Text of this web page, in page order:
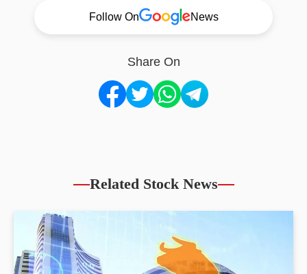
Follow On News
Share On
Related Stock News